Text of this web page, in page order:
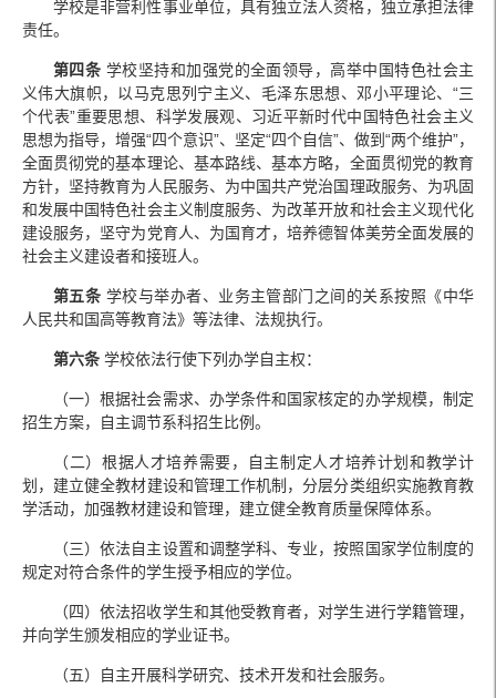
学校是非营利性事业单位，具有独立法人资格，独立承担法律
责任。
第四条 学校坚持和加强党的全面领导，高举中国特色社会主
义伟大旗帜，以马克思列宁主义、毛泽东思想、邓小平理论、“三
个代表”重要思想、科学发展观、习近平新时代中国特色社会主义
思想为指导，增强“四个意识”、坚定“四个自信”、做到“两个维护”，
全面贯彻党的基本理论、基本路线、基本方略，全面贯彻党的教育
方针，坚持教育为人民服务、为中国共产党治国理政服务、为巩固
和发展中国特色社会主义制度服务、为改革开放和社会主义现代化
建设服务，坚守为党育人、为国育才，培养德智体美劳全面发展的
社会主义建设者和接班人。
第五条 学校与举办者、业务主管部门之间的关系按照《中华
人民共和国高等教育法》等法律、法规执行。
第六条 学校依法行使下列办学自主权：
（一）根据社会需求、办学条件和国家核定的办学规模，制定
招生方案，自主调节系科招生比例。
（二）根据人才培养需要，自主制定人才培养计划和教学计
划，建立健全教材建设和管理工作机制，分层分类组织实施教育教
学活动，加强教材建设和管理，建立健全教育质量保障体系。
（三）依法自主设置和调整学科、专业，按照国家学位制度的
规定对符合条件的学生授予相应的学位。
（四）依法招收学生和其他受教育者，对学生进行学籍管理，
并向学生颁发相应的学业证书。
（五）自主开展科学研究、技术开发和社会服务。